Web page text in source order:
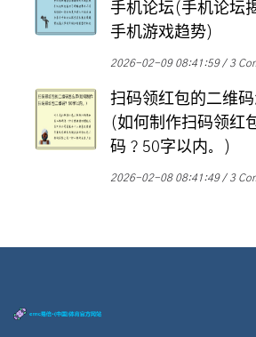
手机论坛(手机论坛
手机游戏趋势)
2026-02-09 08:41:59 3
扫码领红包的二维
(如何制作扫码领红
码？50字以内。)
2026-02-08 08:41:49 3